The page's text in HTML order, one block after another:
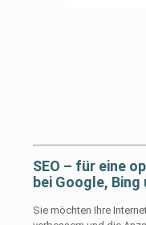
SEO – für eine
bei Google, Bing
Sie möchten Ihre